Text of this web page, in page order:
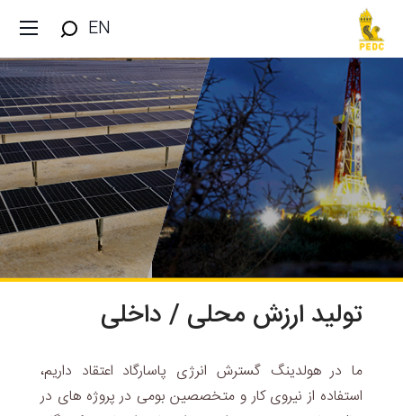
EN
تولید ارزش محلی / داخلی
ما در هولدینگ گسترش انرژی پاسارگاد اعتقاد داریم،
استفاده از نیروی کار و متخصصین بومی در پروژه های در